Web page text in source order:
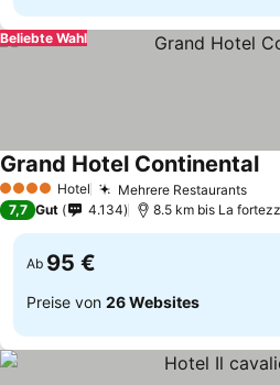
Beliebte Wahl
4 Sterne Hotel Mehrere Restaurants
Grand Hotel Continental
7,7 Gut 4.134 8.5 km bis La
Ab 95 €
Preise von 26 Websites